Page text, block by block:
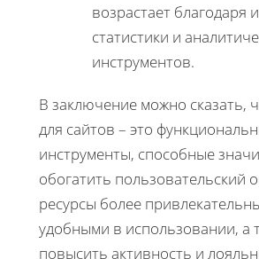
возрастает благодаря
статистики и
инструментов.
В заключение можно сказать,
для сайтов – это
инструменты, способные
обогатить пользовательский
ресурсы более
удобными в использовании, а
повысить активность и